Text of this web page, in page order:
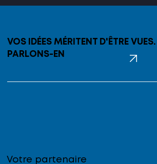
Votre partenaire
VOS IDÉES MÉRITENT D'ÊTRE VUES.
PARLONS-EN